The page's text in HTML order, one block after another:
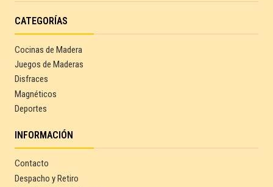
CATEGORÍAS
Cocinas de Madera
Juegos de Maderas
Disfraces
Magnéticos
Deportes
INFORMACIÓN
Contacto
Despacho y Retiro